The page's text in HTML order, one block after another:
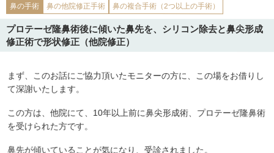
ご予約について
無料相談
無料相談・
ご予約・
03-5315-4391
鼻の手術 鼻の他院修正手術 鼻の複合手術（2つ以上の手術）
プロテーゼ隆鼻術後に傾いた鼻先を、シリコン除去と鼻尖形成
修正術で形状修正（他院修正）
まず、このお話にご協力頂いたモニターの方に、この場をお借りし
て深謝いたします。
この方は、他院にて、10年以上前に鼻尖形成術、プロテーゼ隆鼻術
を受けられた方です。
鼻先が傾いていることが気になり、受診されました。